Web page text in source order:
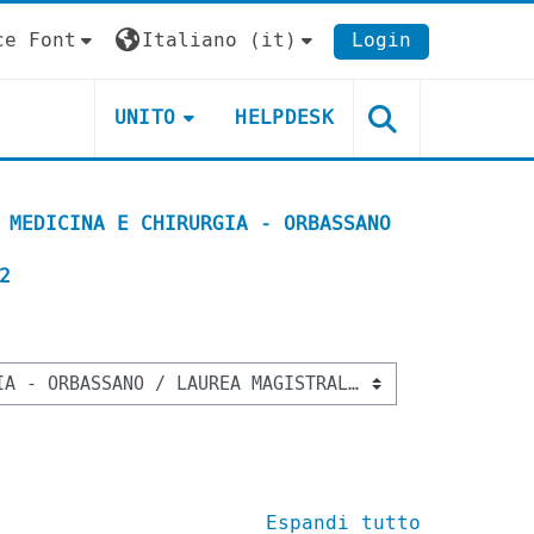
Font
Italiano ‎(it)‎ Login
UNITO HELPDESK
E CHIRURGIA - ORBASSANO
Espandi tutto